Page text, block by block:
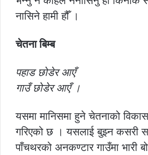
नासिने हामी हौँ ।
चेतना बिम्ब
पहाड छोडेर आएँ
गाउँ छोडेर आएँ ।
यसमा मानिसमा हुने चेतनाको
गरिएको छ । यसलाई बुझ्न कसरी
पाँचथरको अनकण्टार गाउँमा भारी